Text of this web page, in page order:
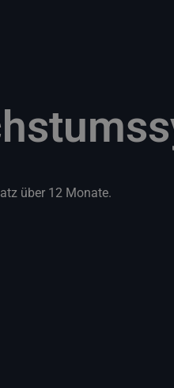
über 12 Monate.